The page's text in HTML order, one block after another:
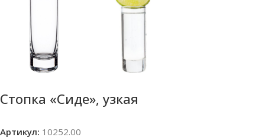
Стопка «Сиде», узкая
Артикул: 10252.00